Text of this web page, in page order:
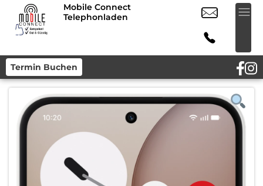
Mobile Connect
Telephonladen
Termin Buchen